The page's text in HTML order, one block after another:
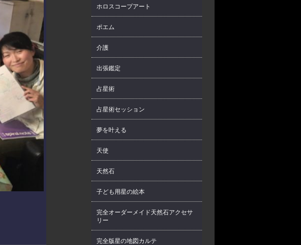
ホロスコープアート
ポエム
介護
出張鑑定
占星術
占星術セッション
夢を叶える
天使
天然石
子ども用星の絵本
完全オーダーメイド天然石アクセサ
リー
完全版星の地図カルテ